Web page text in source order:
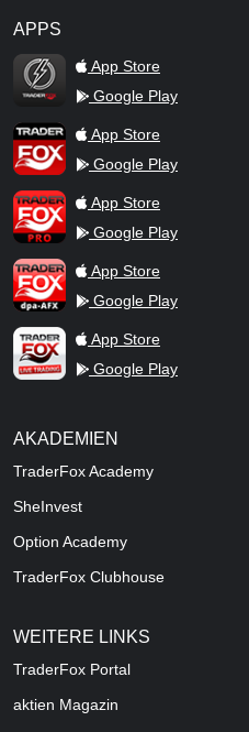
APPS
TraderFox Flash
App Store
Google Play
TraderFox AppApp Store
Google Play
TraderFox ProApp Store
Google Play
TraderFox dpa-AFX ProFeed
App Store
Google Play
TraderFox Live Trading
App Store
Google Play
AKADEMIEN
TraderFox Academy
SheInvest
Option Academy
TraderFox Clubhouse
WEITERE LINKS
TraderFox Portal
aktien Magazin